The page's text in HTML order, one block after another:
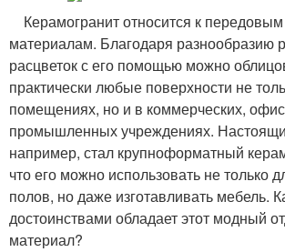
Керамогранит относится к
материалам. Благодаря разнообразию
расцветок с его помощью можно
практически любые поверхности не
помещениях, но и в коммерческих,
промышленных учреждениях.
например, стал крупноформатный
что его можно использовать не только
полов, но даже изготавливать мебель.
достоинствами обладает этот модный
материал?